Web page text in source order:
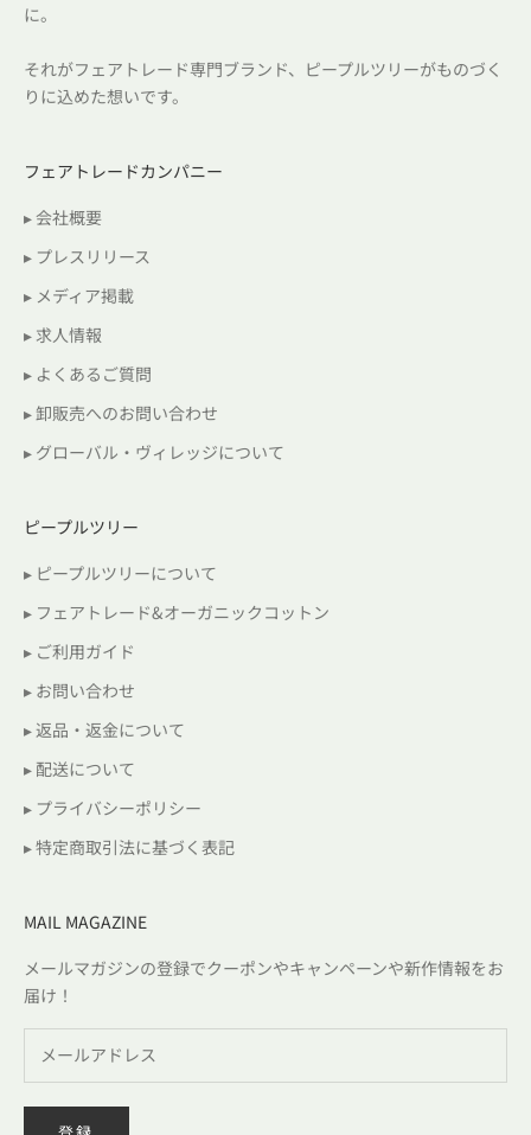
に。
それがフェアトレード専門ブランド、ピープルツリーがものづく
りに込めた想いです。
フェアトレードカンパニー
▸ 会社概要
▸ プレスリリース
▸ メディア掲載
▸ 求人情報
▸ よくあるご質問
▸ 卸販売へのお問い合わせ
▸ グローバル・ヴィレッジについて
ピープルツリー
▸ ピープルツリーについて
▸ フェアトレード&オーガニックコットン
▸ ご利用ガイド
▸ お問い合わせ
▸ 返品・返金について
▸ 配送について
▸ プライバシーポリシー
▸ 特定商取引法に基づく表記
MAIL MAGAZINE
メールマガジンの登録でクーポンやキャンペーンや新作情報をお
届け！